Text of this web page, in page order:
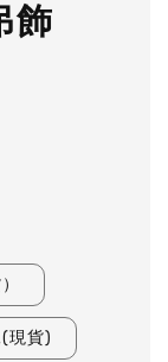
飾
現貨)